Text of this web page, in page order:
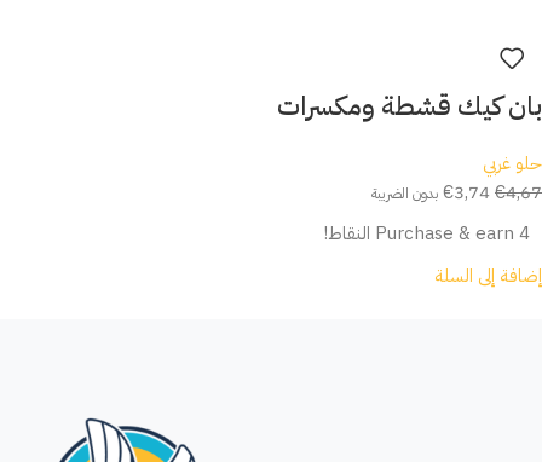
بان كيك قشطة ومكسرات
حلو غربي
€4,67
€3,74 بدون الضريبة
Purchase & earn 4 النقاط!
إضافة إلى السلة